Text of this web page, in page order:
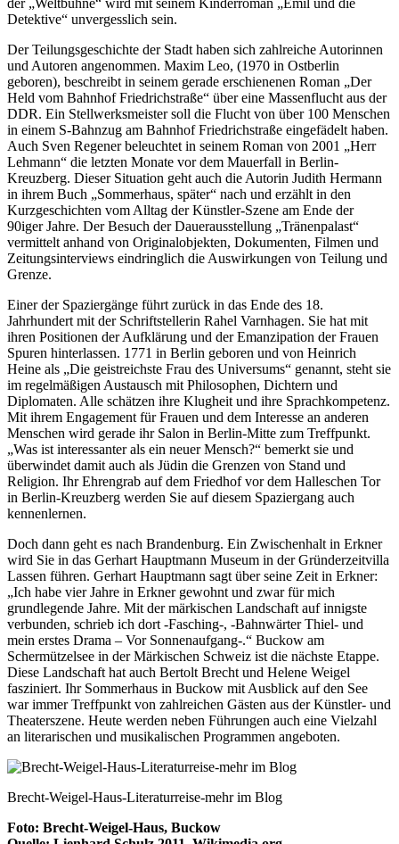
Detektive“ unvergesslich sein.
Der Teilungsgeschichte der Stadt haben sich zahlreiche Autorinnen
und Autoren angenommen. Maxim Leo, (1970 in Ostberlin
geboren), beschreibt in seinem gerade erschienenen Roman „Der
Held vom Bahnhof Friedrichstraße“ über eine Massenflucht aus der
DDR. Ein Stellwerksmeister soll die Flucht von über 100 Menschen
in einem S-Bahnzug am Bahnhof Friedrichstraße eingefädelt haben.
Auch Sven Regener beleuchtet in seinem Roman von 2001 „Herr
Lehmann“ die letzten Monate vor dem Mauerfall in Berlin-
Kreuzberg. Dieser Situation geht auch die Autorin Judith Hermann
in ihrem Buch „Sommerhaus, später“ nach und erzählt in den
Kurzgeschichten vom Alltag der Künstler-Szene am Ende der
90iger Jahre. Der Besuch der Dauerausstellung „Tränenpalast“
vermittelt anhand von Originalobjekten, Dokumenten, Filmen und
Zeitungsinterviews eindringlich die Auswirkungen von Teilung und
Grenze.
Einer der Spaziergänge führt zurück in das Ende des 18.
Jahrhundert mit der Schriftstellerin Rahel Varnhagen. Sie hat mit
ihren Positionen der Aufklärung und der Emanzipation der Frauen
Spuren hinterlassen. 1771 in Berlin geboren und von Heinrich
Heine als „Die geistreichste Frau des Universums“ genannt, steht sie
im regelmäßigen Austausch mit Philosophen, Dichtern und
Diplomaten. Alle schätzen ihre Klugheit und ihre Sprachkompetenz.
Mit ihrem Engagement für Frauen und dem Interesse an anderen
Menschen wird gerade ihr Salon in Berlin-Mitte zum Treffpunkt.
„Was ist interessanter als ein neuer Mensch?“ bemerkt sie und
überwindet damit auch als Jüdin die Grenzen von Stand und
Religion. Ihr Ehrengrab auf dem Friedhof vor dem Halleschen Tor
in Berlin-Kreuzberg werden Sie auf diesem Spaziergang auch
kennenlernen.
Doch dann geht es nach Brandenburg. Ein Zwischenhalt in Erkner
wird Sie in das Gerhart Hauptmann Museum in der Gründerzeitvilla
Lassen führen. Gerhart Hauptmann sagt über seine Zeit in Erkner:
„Ich habe vier Jahre in Erkner gewohnt und zwar für mich
grundlegende Jahre. Mit der märkischen Landschaft auf innigste
verbunden, schrieb ich dort -Fasching-, -Bahnwärter Thiel- und
mein erstes Drama – Vor Sonnenaufgang-.“ Buckow am
Schermützelsee in der Märkischen Schweiz ist die nächste Etappe.
Diese Landschaft hat auch Bertolt Brecht und Helene Weigel
fasziniert. Ihr Sommerhaus in Buckow mit Ausblick auf den See
war immer Treffpunkt von zahlreichen Gästen aus der Künstler- und
Theaterszene. Heute werden neben Führungen auch eine Vielzahl
an literarischen und musikalischen Programmen angeboten.
Brecht-Weigel-Haus-Literaturreise-mehr im Blog
Foto: Brecht-Weigel-Haus, Buckow